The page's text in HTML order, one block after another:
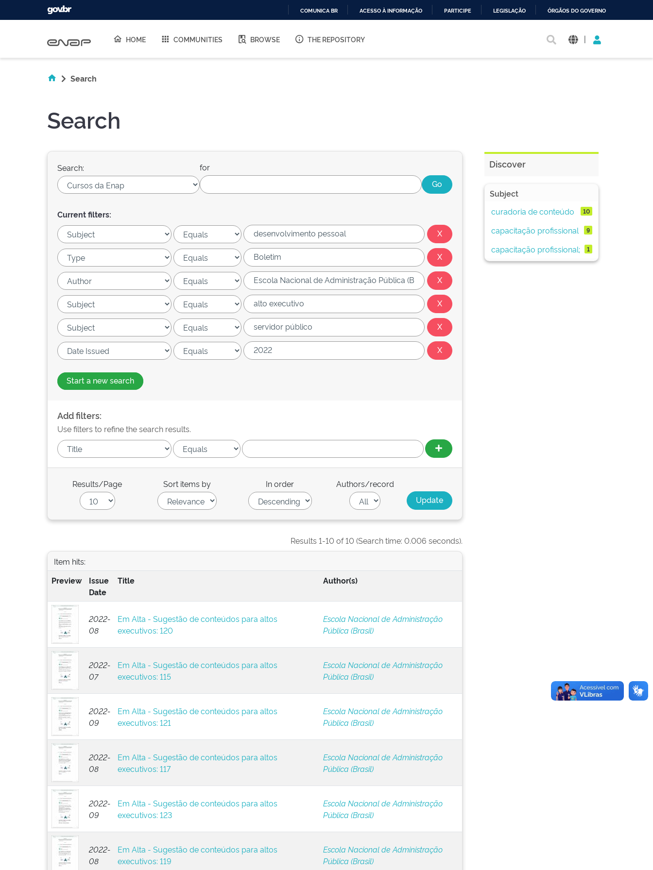
O
COMUNICA BR ACESSO À INFORMAÇÃO PARTICIPE LEGISLAÇÃO ÓRGÃOS DO GOVERNO
HOME COMMUNITIES BROWSE THE REPOSITORY |
Search
Search
Search: for
Current filters:
Start a new search
Add filters:
Use filters to refine the search results.
Results/Page Sort items by In order Authors/record
Results 1-10 of 10 (Search time: 0.006 seconds).
Item hits:
Preview
Issue
Date
Title Author(s)
2022-
08
Em Alta - Sugestão de conteúdos para altos
executivos: 120
Escola Nacional de Administração
Pública (Brasil)
2022-
07
Em Alta - Sugestão de conteúdos para altos
executivos: 115
Escola Nacional de Administração
Pública (Brasil)
2022-
09
Em Alta - Sugestão de conteúdos para altos
executivos: 121
Escola Nacional de Administração
Pública (Brasil)
2022-
08
Em Alta - Sugestão de conteúdos para altos
executivos: 117
Escola Nacional de Administração
Pública (Brasil)
2022-
09
Em Alta - Sugestão de conteúdos para altos
executivos: 123
Escola Nacional de Administração
Pública (Brasil)
2022-
08
Em Alta - Sugestão de conteúdos para altos
executivos: 119
Escola Nacional de Administração
Pública (Brasil)
Discover
Subject
curadoria de conteúdo
10
capacitação profissional 9
capacitação profissional; 1